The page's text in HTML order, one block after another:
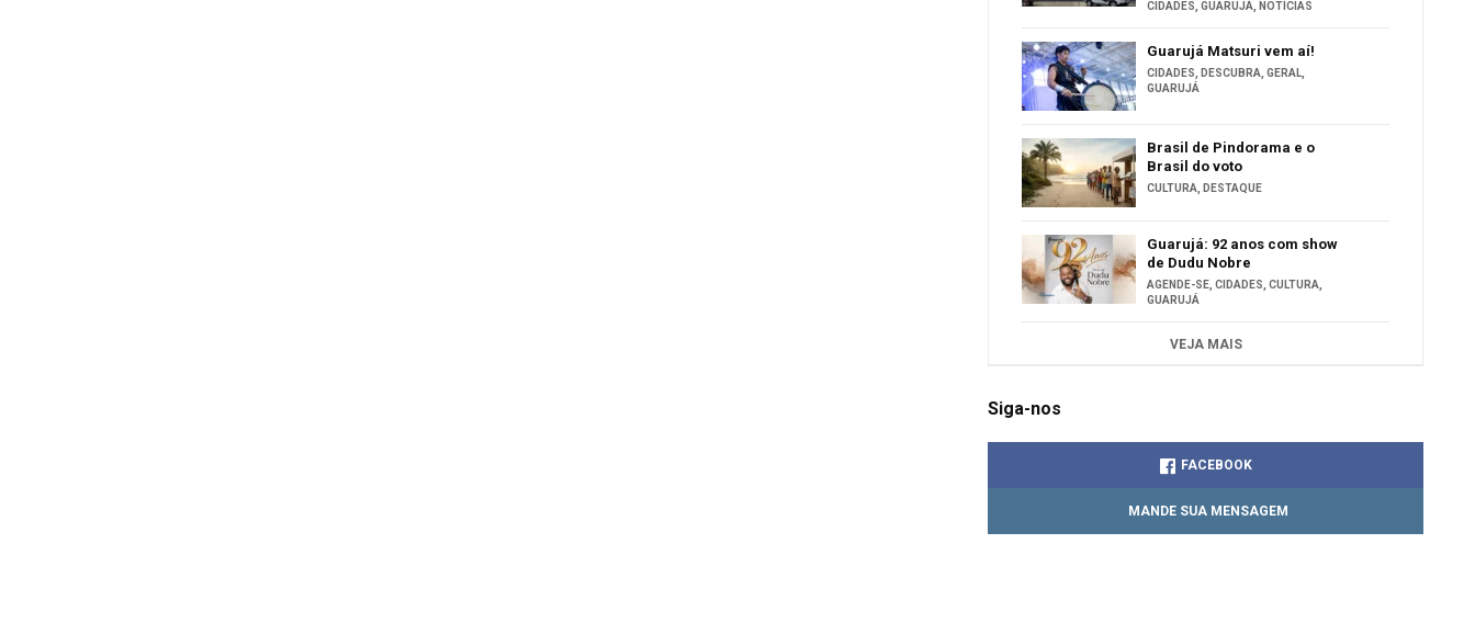
CIDADES,GUARUJÁ, NOTÍCIAS
Guarujá Matsuri vem aí!
CIDADES, DESCUBRA,GERAL,
GUARUJÁ
Brasil de Pindorama e o
Brasil do voto
CULTURA, DESTAQUE
Guarujá: 92 anos com show
de Dudu Nobre
AGENDE-SE,CIDADES,CULTURA,
GUARUJÁ
VEJA MAIS
Siga-nos
FACEBOOK
MANDE SUA MENSAGEM